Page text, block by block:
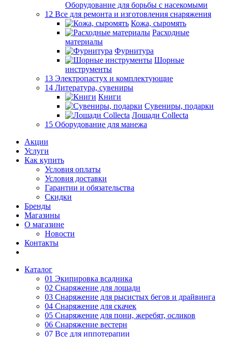
Оборудование для борьбы с насекомыми
12 Все для ремонта и изготовления снаряжения
Кожа, сыромять
Расходные
материалы
Фурнитура
Шорные
инструменты
13 Электропастух и комплектующие
14 Литература, сувениры
Книги
Сувениры, подарки
Лошади Collecta
15 Оборудование для манежа
Акции
Услуги
Как купить
Условия оплаты
Условия доставки
Гарантии и обязательства
Скидки
Бренды
Магазины
О магазине
Новости
Контакты
Каталог
01 Экипировка всадника
02 Снаряжение для лошади
03 Снаряжение для рысистых бегов и драйвинга
04 Снаряжение для скачек
05 Снаряжение для пони, жеребят, осликов
06 Снаряжение вестерн
07 Все для иппотерапии